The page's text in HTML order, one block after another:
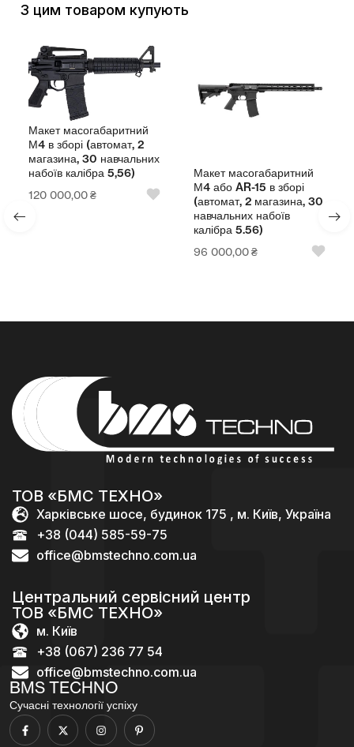
З цим товаром купують
Макет масогабаритний
М4 в зборі (автомат, 2
магазина, 30 навчальних
набоїв калібра 5,56)
120 000,00₴
Макет масогабаритний
М4 або AR-15 в зборі
(автомат, 2 магазина, 30
навчальних набоїв
калібра 5.56)
96 000,00₴
BMS TECHNO
Сучасні технології успіху
ТОВ «БМС ТЕХНО»
Харківське шосе, будинок 175 , м. Київ, Україна
+38 (044) 585-59-75
office@bmstechno.com.ua
Центральний сервісний центр
ТОВ «БМС ТЕХНО»
м. Київ
+38 (067) 236 77 54
office@bmstechno.com.ua